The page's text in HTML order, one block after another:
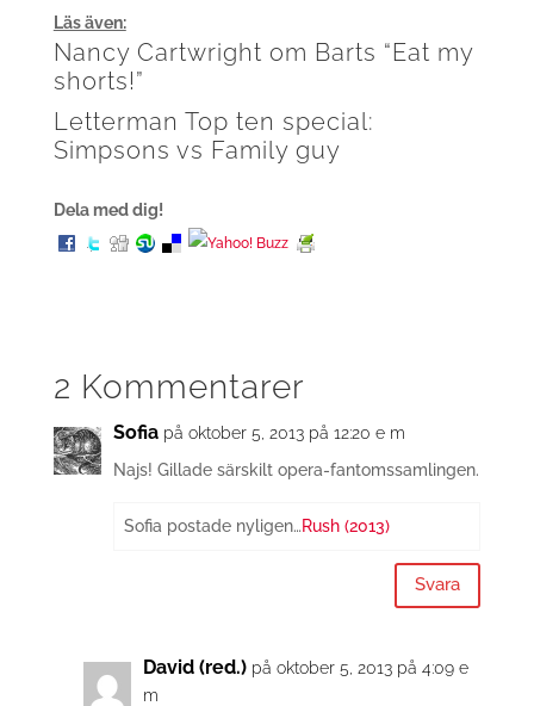
Läs även:
Nancy Cartwright om Barts “Eat my
shorts!”
Letterman Top ten special:
Simpsons vs Family guy
Dela med dig!
2 Kommentarer
Sofia på oktober 5, 2013 på 12:20 e m
Najs! Gillade särskilt opera-fantomssamlingen.
Sofia postade nyligen…Rush (2013)
Svara
David (red.) på oktober 5, 2013 på 4:09 e
m